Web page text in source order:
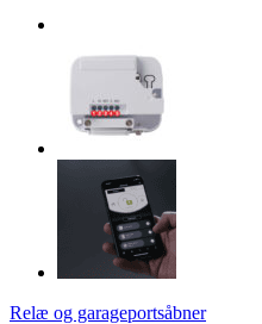
Relæ og garageportsåbner